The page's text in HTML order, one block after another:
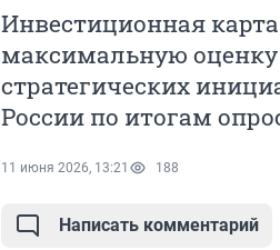
Инвестиционная
максимальную оценку
стратегических
России по итогам
11 июня 2026, 13:21 188
Написать комментарий